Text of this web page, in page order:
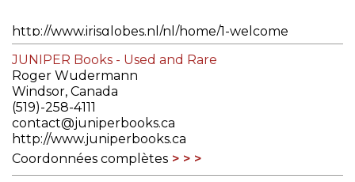
http://www.irisglobes.nl/nl/home/1-welcome
Coordonnées complètes
JUNIPER Books - Used and Rare
Roger Wudermann
Windsor, Canada
(519)-258-4111
contact@juniperbooks.ca
http://www.juniperbooks.ca
Coordonnées complètes